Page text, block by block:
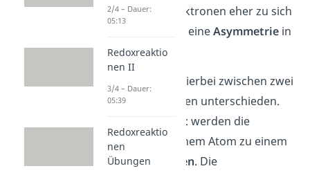
diesem Fall die Elektronen eher zu sich
und bewirkt somit eineAsymmetrie in
der Verteilung.
wird hierbei zwischen zwei
verschiedenen Arten unterschieden.
+I Effekt werden die
Elektronen
von einem Atom zu einem
anderengeschoben. Die
2/4 – Dauer:
05:13
Redoxreaktio
nen II
3/4 – Dauer:
05:39
Redoxreaktio
nen
Übungen